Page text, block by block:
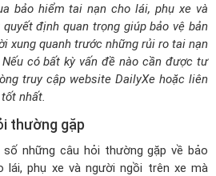
bảo hiểm tai nạn cho lái, phụ xe và
định quan trọng giúp bảo vệ bản
xung quanh trước những rủi ro tai nạn
có bất kỳ vấn đề nào cần được tư
truy cập website DailyXe hoặc liên
nhất.
thường gặp
những câu hỏi thường gặp về bảo
lái, phụ xe và người ngồi trên xe mà